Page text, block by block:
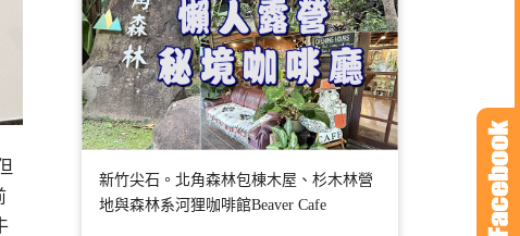
新竹尖石。北角森林包棟木屋、杉木林營
地與森林系河狸咖啡館Beaver Cafe